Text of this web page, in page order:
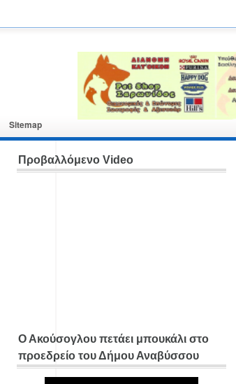
Sitemap
Προβαλλόμενο Video
Ο Ακούσογλου πετάει μπουκάλι στο
προεδρείο του Δήμου Αναβύσσου